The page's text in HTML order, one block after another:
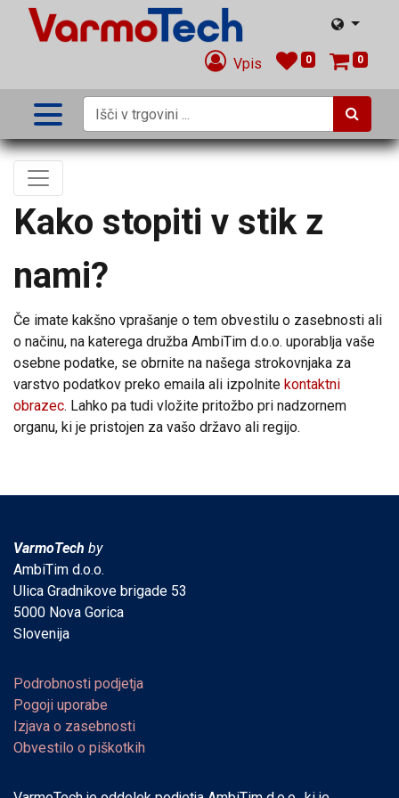
Vpis 0 0
Kako stopiti v stik z
nami?
Če imate kakšno vprašanje o tem obvestilu o zasebnosti ali
o načinu, na katerega družba AmbiTim d.o.o. uporablja vaše
osebne podatke, se obrnite na našega strokovnjaka za
varstvo podatkov preko emaila ali izpolnite kontaktni
obrazec. Lahko pa tudi vložite pritožbo pri nadzornem
organu, ki je pristojen za vašo državo ali regijo.
VarmoTech by
AmbiTim d.o.o.
Ulica Gradnikove brigade 53
5000 Nova Gorica
Slovenija
Podrobnosti podjetja
Pogoji uporabe
Izjava o zasebnosti
Obvestilo o piškotkih